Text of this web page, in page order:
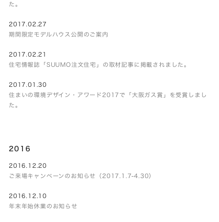
た。
2017.02.27
期間限定モデルハウス公開のご案内
2017.02.21
住宅情報誌「SUUMO注文住宅」の取材記事に掲載されました。
2017.01.30
住まいの環境デザイン・アワード2017で「大阪ガス賞」を受賞しまし
た。
2016
2016.12.20
ご来場キャンペーンのお知らせ（2017.1.7-4.30）
2016.12.10
年末年始休業のお知らせ